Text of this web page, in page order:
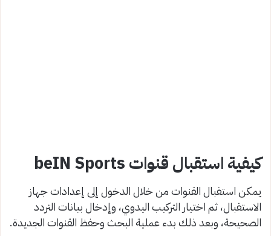
كيفية استقبال قنوات beIN Sports
يمكن استقبال القنوات من خلال الدخول إلى إعدادات جهاز
الاستقبال، ثم اختيار التركيب اليدوي، وإدخال بيانات التردد
الصحيحة، وبعد ذلك بدء عملية البحث وحفظ القنوات الجديدة.